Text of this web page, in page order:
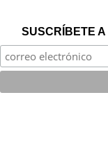
SUSCRÍBETE